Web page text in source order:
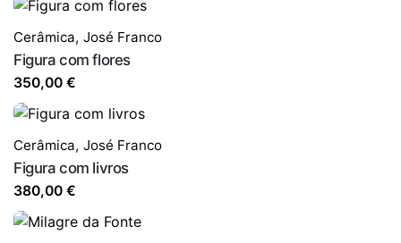
Cerâmica, José Franco
Figura com flores
350,00 €
Cerâmica, José Franco
Figura com livros
380,00 €